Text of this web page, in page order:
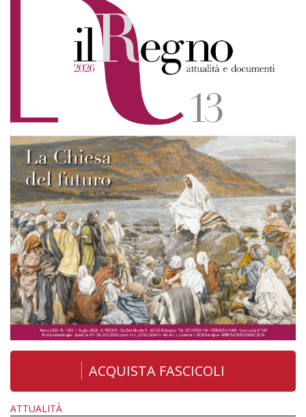
ACQUISTA FASCICOLI
ATTUALITÀ